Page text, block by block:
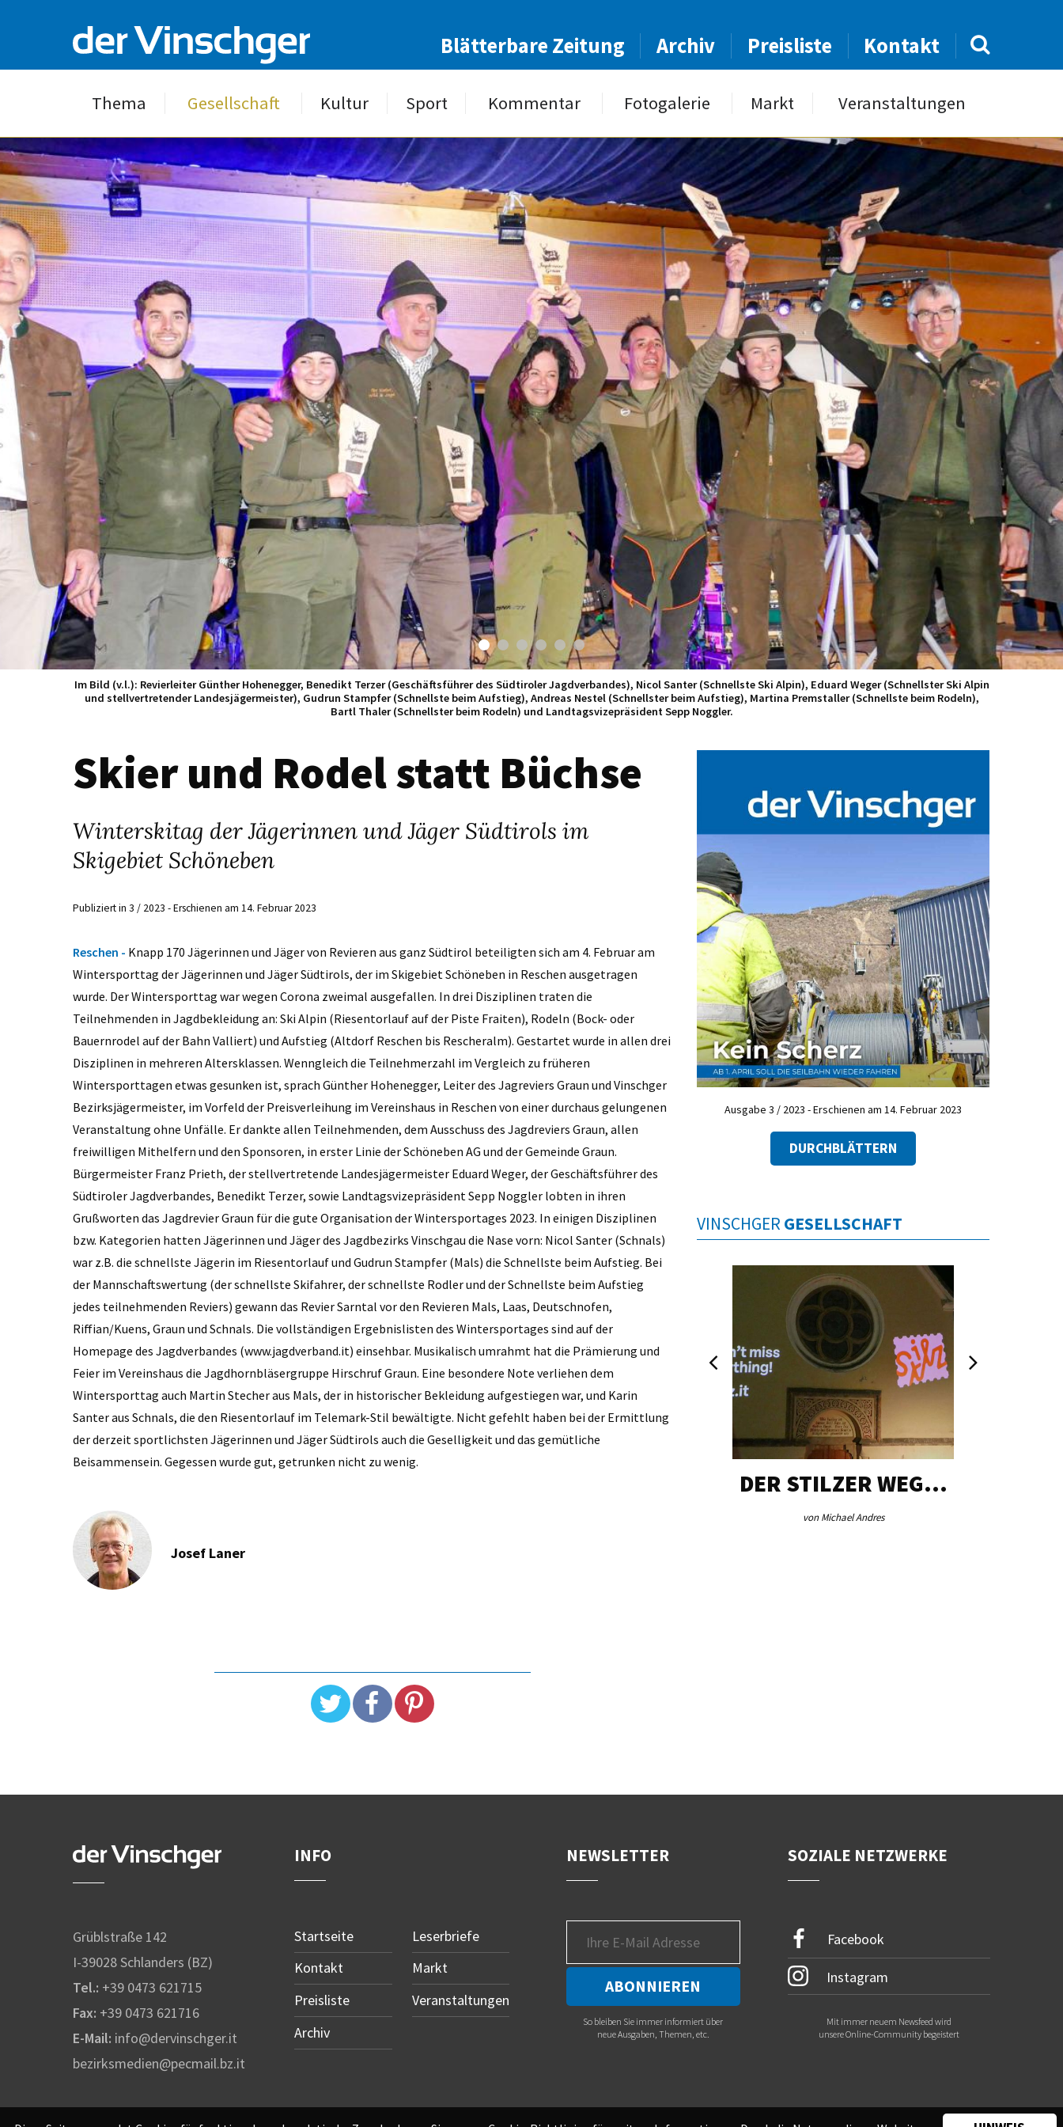
Blätterbare Zeitung Archiv Preisliste Kontakt
Thema Gesellschaft Kultur Sport Kommentar Fotogalerie Markt Veranstaltungen
Im Bild (v.l.): Revierleiter Günther Hohenegger, Benedikt Terzer (Geschäftsführer des Südtiroler Jagdverbandes), Nicol Santer (Schnellste Ski Alpin), Eduard Weger (Schnellster Ski Alpin
und stellvertretender Landesjägermeister), Gudrun Stampfer (Schnellste beim Aufstieg), Andreas Nestel (Schnellster beim Aufstieg), Martina Premstaller (Schnellste beim Rodeln),
Bartl Thaler (Schnellster beim Rodeln) und Landtagsvizepräsident Sepp Noggler.
Skier und Rodel statt Büchse
Winterskitag der Jägerinnen und Jäger Südtirols im
Skigebiet Schöneben
Publiziert in 3 / 2023 - Erschienen am 14. Februar 2023
Reschen - Knapp 170 Jägerinnen und Jäger von Revieren aus ganz Südtirol beteiligten sich am 4. Februar am
Wintersporttag der Jägerinnen und Jäger Südtirols, der im Skigebiet Schöneben in Reschen ausgetragen
wurde. Der Wintersporttag war wegen Corona zweimal ausgefallen. In drei Disziplinen traten die
Teilnehmenden in Jagdbekleidung an: Ski Alpin (Riesentorlauf auf der Piste Fraiten), Rodeln (Bock- oder
Bauernrodel auf der Bahn Valliert) und Aufstieg (Altdorf Reschen bis Rescheralm). Gestartet wurde in allen drei
Disziplinen in mehreren Altersklassen. Wenngleich die Teilnehmerzahl im Vergleich zu früheren
Wintersporttagen etwas gesunken ist, sprach Günther Hohenegger, Leiter des Jagreviers Graun und Vinschger
Bezirksjägermeister, im Vorfeld der Preisverleihung im Vereinshaus in Reschen von einer durchaus gelungenen
Veranstaltung ohne Unfälle. Er dankte allen Teilnehmenden, dem Ausschuss des Jagdreviers Graun, allen
freiwilligen Mithelfern und den Sponsoren, in erster Linie der Schöneben AG und der Gemeinde Graun.
Bürgermeister Franz Prieth, der stellvertretende Landesjägermeister Eduard Weger, der Geschäftsführer des
Südtiroler Jagdverbandes, Benedikt Terzer, sowie Landtagsvizepräsident Sepp Noggler lobten in ihren
Grußworten das Jagdrevier Graun für die gute Organisation der Wintersportages 2023. In einigen Disziplinen
bzw. Kategorien hatten Jägerinnen und Jäger des Jagdbezirks Vinschgau die Nase vorn: Nicol Santer (Schnals)
war z.B. die schnellste Jägerin im Riesentorlauf und Gudrun Stampfer (Mals) die Schnellste beim Aufstieg. Bei
der Mannschaftswertung (der schnellste Skifahrer, der schnellste Rodler und der Schnellste beim Aufstieg
jedes teilnehmenden Reviers) gewann das Revier Sarntal vor den Revieren Mals, Laas, Deutschnofen,
Riffian/Kuens, Graun und Schnals. Die vollständigen Ergebnislisten des Wintersportages sind auf der
Homepage des Jagdverbandes (www.jagdverband.it) einsehbar. Musikalisch umrahmt hat die Prämierung und
Feier im Vereinshaus die Jagdhornbläsergruppe Hirschruf Graun. Eine besondere Note verliehen dem
Wintersporttag auch Martin Stecher aus Mals, der in historischer Bekleidung aufgestiegen war, und Karin
Santer aus Schnals, die den Riesentorlauf im Telemark-Stil bewältigte. Nicht gefehlt haben bei der Ermittlung
der derzeit sportlichsten Jägerinnen und Jäger Südtirols auch die Geselligkeit und das gemütliche
Beisammensein. Gegessen wurde gut, getrunken nicht zu wenig.
Josef Laner
Ausgabe 3 / 2023 - Erschienen am 14. Februar 2023
DURCHBLÄTTERN
VINSCHGER GESELLSCHAFT
DER STILZER WEG…
von Michael Andres
Grüblstraße 142
I-39028 Schlanders (BZ)
Tel.: +39 0473 621715
Fax: +39 0473 621716
E-Mail: info@dervinschger.it
bezirksmedien@pecmail.bz.it
INFO
Startseite
Kontakt
Preisliste
Archiv
Leserbriefe
Markt
Veranstaltungen
NEWSLETTER
So bleiben Sie immer informiert über
neue Ausgaben, Themen, etc.
SOZIALE NETZWERKE
Facebook
Instagram
Mit immer neuem Newsfeed wird
unsere Online-Community begeistert